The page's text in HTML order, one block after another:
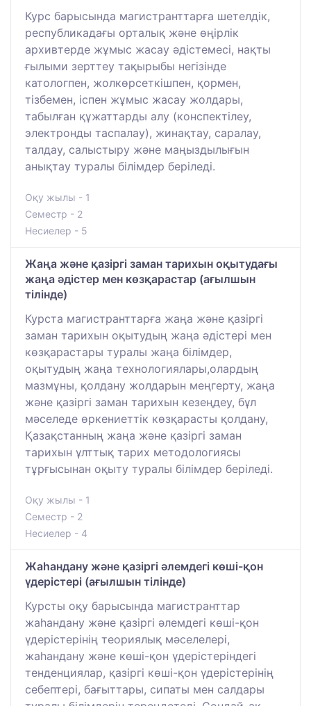
Курс барысында магистранттарға шетелдік,
республикадағы орталық және өңірлік
архивтерде жұмыс жасау әдістемесі, нақты
ғылыми зерттеу тақырыбы негізінде
катологпен, жолкөрсеткішпен, қормен,
тізбемен, іспен жұмыс жасау жолдары,
табылған құжаттарды алу (конспектілеу,
электронды таспалау), жинақтау, саралау,
талдау, салыстыру және маңыздылығын
анықтау туралы білімдер беріледі.
Оқу жылы - 1
Семестр - 2
Несиелер - 5
Жаңа және қазіргі заман тарихын оқытудағы
жаңа әдістер мен көзқарастар (ағылшын
тілінде)
Курста магистранттарға жаңа және қазіргі
заман тарихын оқытудың жаңа әдістері мен
көзқарастары туралы жаңа білімдер,
оқытудың жаңа технологиялары,олардың
мазмұны, қолдану жолдарын меңгерту, жаңа
және қазіргі заман тарихын кезеңдеу, бұл
мәселеде өркениеттік көзқарасты қолдану,
Қазақстанның жаңа және қазіргі заман
тарихын ұлттық тарих методологиясы
тұрғысынан оқыту туралы білімдер беріледі.
Оқу жылы - 1
Семестр - 2
Несиелер - 4
Жаһандану және қазіргі әлемдегі көші-қон
үдерістері (ағылшын тілінде)
Курсты оқу барысында магистранттар
жаһандану және қазіргі әлемдегі көші-қон
үдерістерінің теориялық мәселелері,
жаһандану және көші-қон үдерістеріндегі
тенденциялар, қазіргі көші-қон үдерістерінің
себептері, бағыттары, сипаты мен салдары